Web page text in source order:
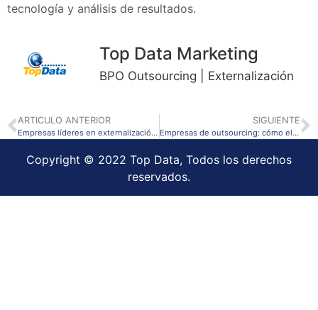
tecnología y análisis de resultados.
Top Data Marketing
BPO Outsourcing | Externalización
ARTICULO ANTERIOR
Empresas líderes en externalización de procesos de negocio en España
SIGUIENTE
Empresas de outsourcing: cómo elegir un aliado estratégico para tu negocio
Copyright © 2022 Top Data, Todos los derechos
reservados.